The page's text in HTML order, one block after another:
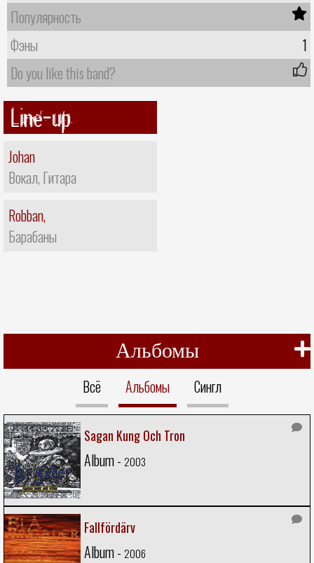
Популярность
Фэны
1
Do you like this band?
Line-up
Johan
Вокал, Гитара
Robban,
Барабаны
Альбомы
Всё Альбомы Сингл
Sagan Kung Och Tron
Album - 2003
Fallfördärv
Album - 2006